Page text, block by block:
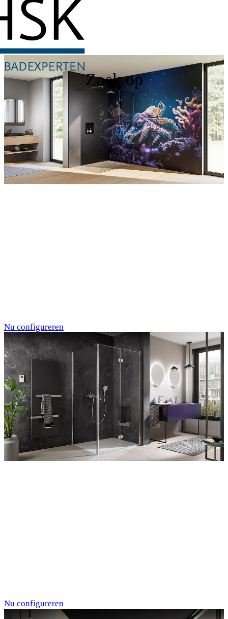
Zoek op
Nu configureren
Nu configureren